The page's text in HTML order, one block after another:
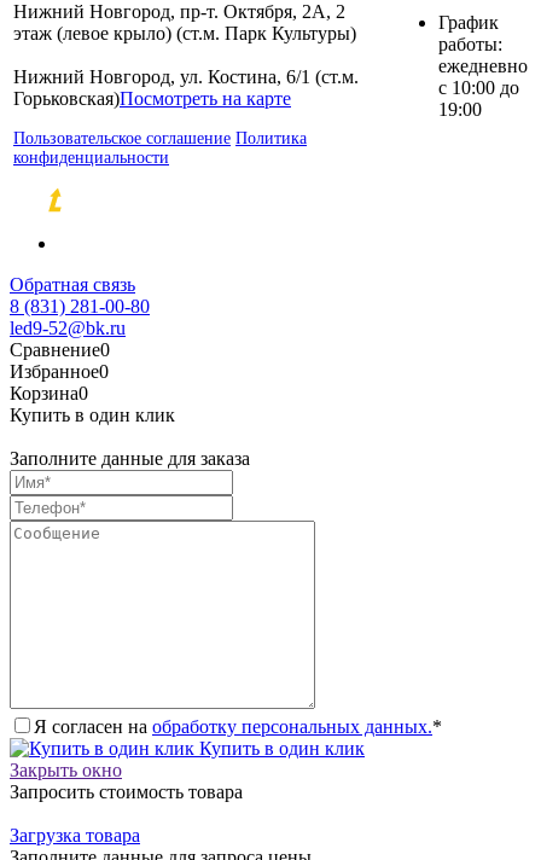
Нижний Новгород, пр-т. Октября, 2А, 2
этаж (левое крыло) (ст.м. Парк Культуры)
Нижний Новгород, ул. Костина, 6/1 (ст.м.
Горьковская)Посмотреть на карте
Пользовательское соглашение Политика
конфиденциальности
График
работы:
ежедневно
с 10:00 до
19:00
Обратная связь
8 (831) 281-00-80
led9-52@bk.ru
Сравнение0
Избранное0
Корзина0
Купить в один клик
Заполните данные для заказа
Я согласен на обработку персональных данных.*
Купить в один клик
Закрыть окно
Запросить стоимость товара
Загрузка товара